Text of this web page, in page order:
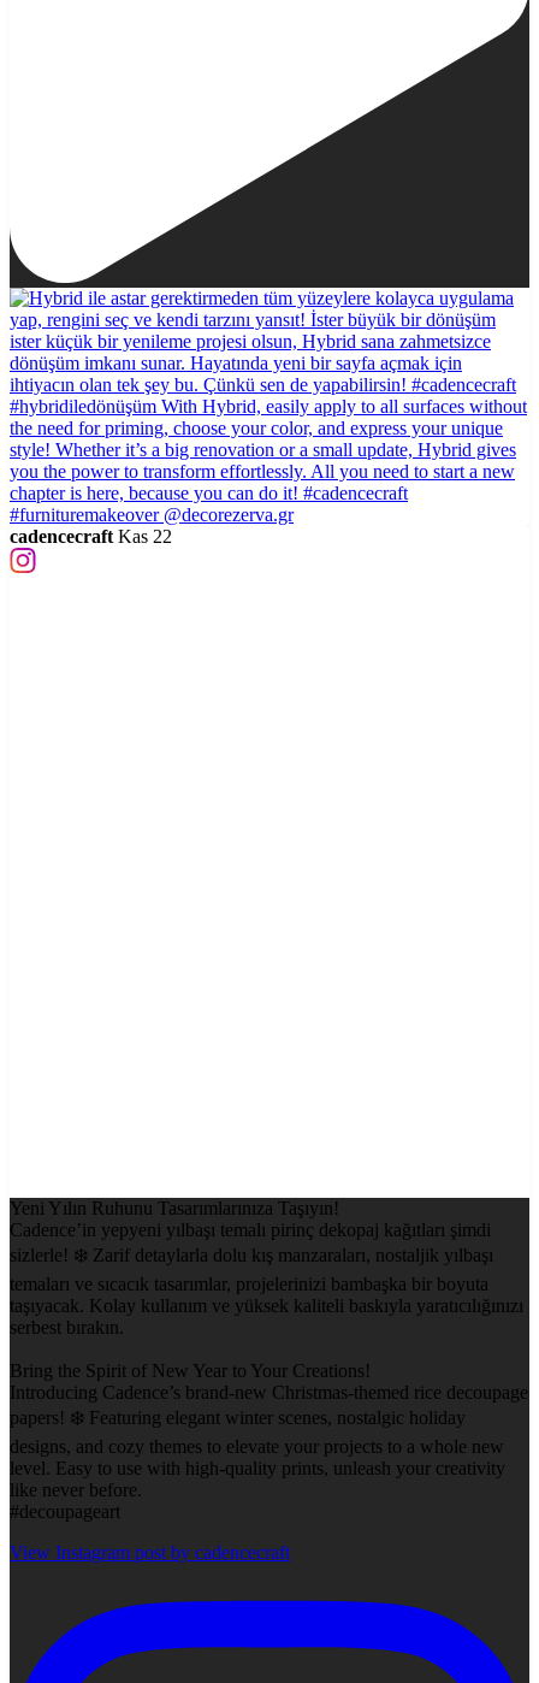
cadencecraft Kas 22
Yeni Yılın Ruhunu Tasarımlarınıza Taşıyın!
Cadence’in yepyeni yılbaşı temalı pirinç dekopaj kağıtları şimdi
sizlerle! ❄️ Zarif detaylarla dolu kış manzaraları, nostaljik yılbaşı
temaları ve sıcacık tasarımlar, projelerinizi bambaşka bir boyuta
taşıyacak. Kolay kullanım ve yüksek kaliteli baskıyla yaratıcılığınızı
serbest bırakın.
Bring the Spirit of New Year to Your Creations!
Introducing Cadence’s brand-new Christmas-themed rice decoupage
papers! ❄️ Featuring elegant winter scenes, nostalgic holiday
designs, and cozy themes to elevate your projects to a whole new
level. Easy to use with high-quality prints, unleash your creativity
like never before.
#decoupageart
View Instagram post by cadencecraft